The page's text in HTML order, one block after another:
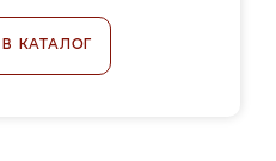
В КАТАЛОГ